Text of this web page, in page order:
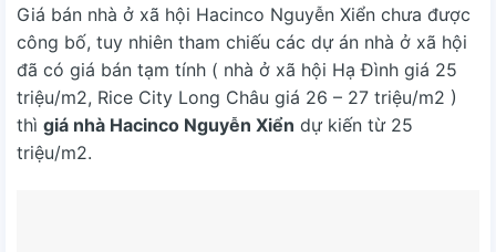
Giá bán nhà ở xã hội Hacinco Nguyễn Xiển chưa được
công bố, tuy nhiên tham chiếu các dự án nhà ở xã hội
đã có giá bán tạm tính ( nhà ở xã hội Hạ Đình giá 25
triệu/m2, Rice City Long Châu giá 26 – 27 triệu/m2 )
thì giá nhà Hacinco Nguyễn Xiển dự kiến từ 25
triệu/m2.